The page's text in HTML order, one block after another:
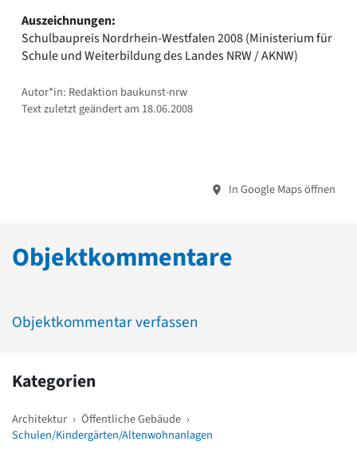
Auszeichnungen:
Schulbaupreis Nordrhein-Westfalen 2008 (Ministerium für
Schule und Weiterbildung des Landes NRW / AKNW)
Autor*in: Redaktion baukunst-nrw
Text zuletzt geändert am 18.06.2008
In Google Maps öffnen
Objektkommentare
Objektkommentar verfassen
Kategorien
Architektur › Öffentliche Gebäude ›
Schulen/Kindergärten/Altenwohnanlagen